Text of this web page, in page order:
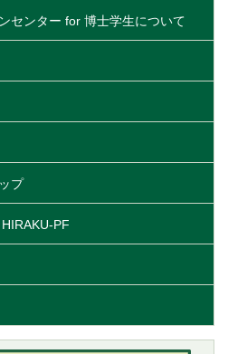
センター for 博士学生について
プ
PF